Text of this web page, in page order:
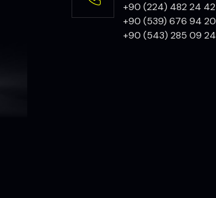
+90 (224) 482 24 42
+90 (539) 676 94 20
+90 (543) 285 09 24